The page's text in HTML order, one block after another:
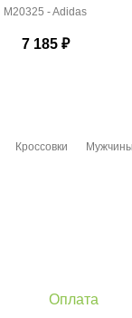
M20325 - Adidas
7 185₽
Кроссовки Мужчины
Оплата